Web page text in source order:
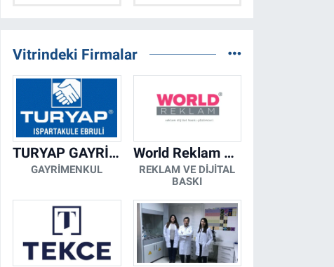
Vitrindeki Firmalar
TURYAP GAYRİMENKUL DANIŞMANLIK HİZMETLERİ
GAYRIMENKUL
World Reklam Copy Center
REKLAM VE DIJITAL
BASKI